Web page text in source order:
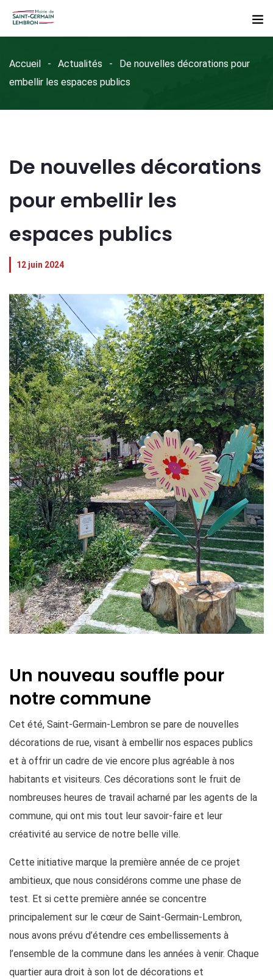
Accueil Actualités
De nouvelles décorations pour
embellir les espaces publics
De nouvelles décorations
pour embellir les
espaces publics
12 juin 2024
Un nouveau souffle pour
notre commune
Cet été, Saint-Germain-Lembron se pare de nouvelles
décorations de rue, visant à embellir nos espaces publics
et à offrir un cadre de vie encore plus agréable à nos
habitants et visiteurs. Ces décorations sont le fruit de
nombreuses heures de travail acharné par les agents de la
commune, qui ont mis tout leur savoir-faire et leur
créativité au service de notre belle ville.
Cette initiative marque la première année de ce projet
ambitieux, que nous considérons comme une phase de
test. Et si cette première année se concentre
principalement sur le cœur de Saint-Germain-Lembron,
nous avons prévu d’étendre ces embellissements à
l’ensemble de la commune dans les années à venir. Chaque
quartier aura droit à son lot de décorations et